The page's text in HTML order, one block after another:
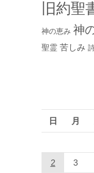
旧約聖
神の恵み 神
聖霊 苦しみ
日 月
2 3